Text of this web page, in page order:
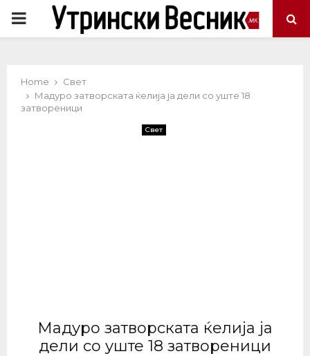
PRIMARY
Home
Свет
Мадуро затворската ќелија ја дели со уште 18
затвореници
Свет
Мадуро затворската ќелија ја
дели со уште 18 затвореници